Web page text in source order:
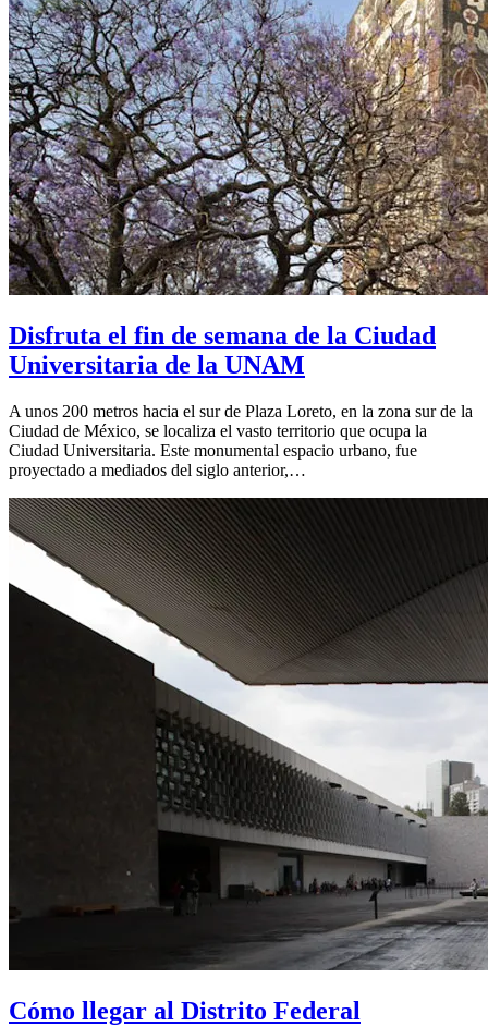
Disfruta el fin de semana de la Ciudad
Universitaria de la UNAM
A unos 200 metros hacia el sur de Plaza Loreto, en la zona sur de la
Ciudad de México, se localiza el vasto territorio que ocupa la
Ciudad Universitaria. Este monumental espacio urbano, fue
proyectado a mediados del siglo anterior,…
Cómo llegar al Distrito Federal